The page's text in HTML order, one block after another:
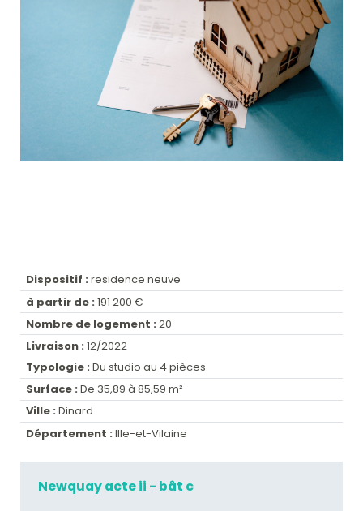
Dispositif : residence neuve
à partir de : 191 200 €
Nombre de logement : 20
Livraison : 12/2022
Typologie : Du studio au 4 pièces
Surface : De 35,89 à 85,59 m²
Ville : Dinard
Département : Ille-et-Vilaine
Newquay acte ii - bât c